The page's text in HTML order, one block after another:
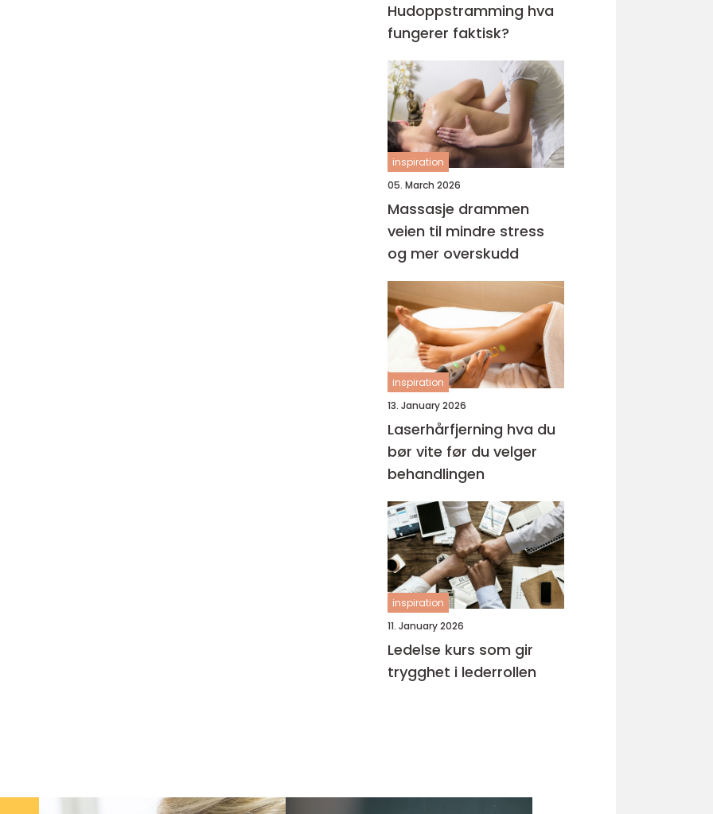
Hudoppstramming hva
fungerer faktisk?
inspiration
05. March 2026
Massasje drammen
veien til mindre stress
og mer overskudd
inspiration
13. January 2026
Laserhårfjerning hva du
bør vite før du velger
behandlingen
inspiration
11. January 2026
Ledelse kurs som gir
trygghet i lederrollen